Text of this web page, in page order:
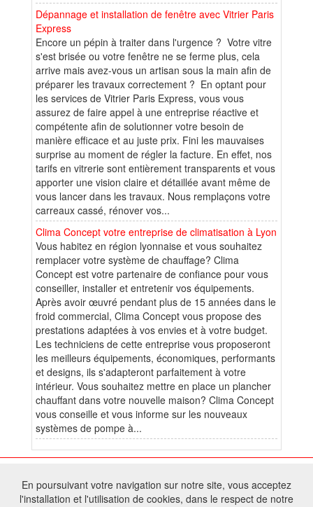
Dépannage et installation de fenêtre avec Vitrier Paris
Express
Encore un pépin à traiter dans l'urgence ? Votre vitre
s'est brisée ou votre fenêtre ne se ferme plus, cela
arrive mais avez-vous un artisan sous la main afin de
préparer les travaux correctement ? En optant pour
les services de Vitrier Paris Express, vous vous
assurez de faire appel à une entreprise réactive et
compétente afin de solutionner votre besoin de
manière efficace et au juste prix. Fini les mauvaises
surprise au moment de régler la facture. En effet, nos
tarifs en vitrerie sont entièrement transparents et vous
apporter une vision claire et détaillée avant même de
vous lancer dans les travaux. Nous remplaçons votre
carreaux cassé, rénover vos...
Clima Concept votre entreprise de climatisation à Lyon
Vous habitez en région lyonnaise et vous souhaitez
remplacer votre système de chauffage? Clima
Concept est votre partenaire de confiance pour vous
conseiller, installer et entretenir vos équipements.
Après avoir œuvré pendant plus de 15 années dans le
froid commercial, Clima Concept vous propose des
prestations adaptées à vos envies et à votre budget.
Les techniciens de cette entreprise vous proposeront
les meilleurs équipements, économiques, performants
et designs, ils s'adapteront parfaitement à votre
intérieur. Vous souhaitez mettre en place un plancher
chauffant dans votre nouvelle maison? Clima Concept
vous conseille et vous informe sur les nouveaux
systèmes de pompe à...
FontAwesome
Tous droits réservés - Toute reproduction du contenu de ce site, même
En poursuivant votre navigation sur notre site, vous acceptez
l'installation et l'utilisation de cookies, dans le respect de notre